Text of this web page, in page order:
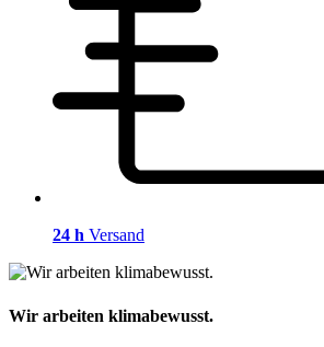
24 h Versand
Wir arbeiten klimabewusst.